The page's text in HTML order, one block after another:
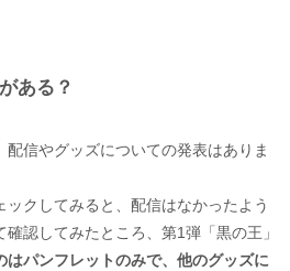
ある？
信やグッズについての発表はありま
クしてみると、配信はなかったよう
認してみたところ、第1弾「黒の王」
はパンフレットのみで、他のグッズに